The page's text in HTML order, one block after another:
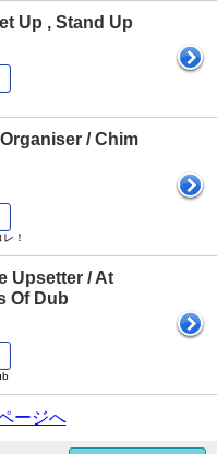
Up , Stand Up
/ Chim
！
Upsetter / At
Of Dub
ージへ